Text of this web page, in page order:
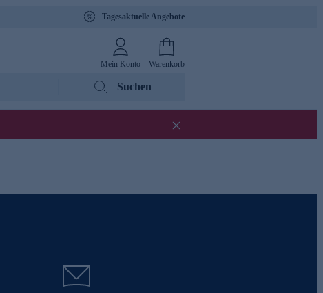
Tagesaktuelle Angebote
Mein Konto Warenkorb
Suchen